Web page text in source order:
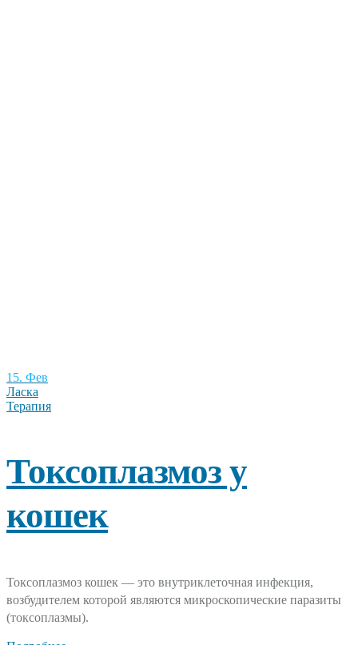
15. Фев
Ласка
Терапия
Токсоплазмоз у
кошек
Токсоплазмоз кошек — это внутриклеточная инфекция,
возбудителем которой являются микроскопические паразиты
(токсоплазмы).